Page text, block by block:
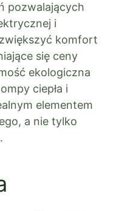
pozwalających
i
komfort
się ceny
ekologiczna
ciepła i
elementem
a nie tylko